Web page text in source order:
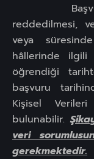
reddedilmesi,
veya
hâllerinde ilgili
öğrendiği
başvuru
Kişisel
bulunabilir.
veri
gerekmektedir.